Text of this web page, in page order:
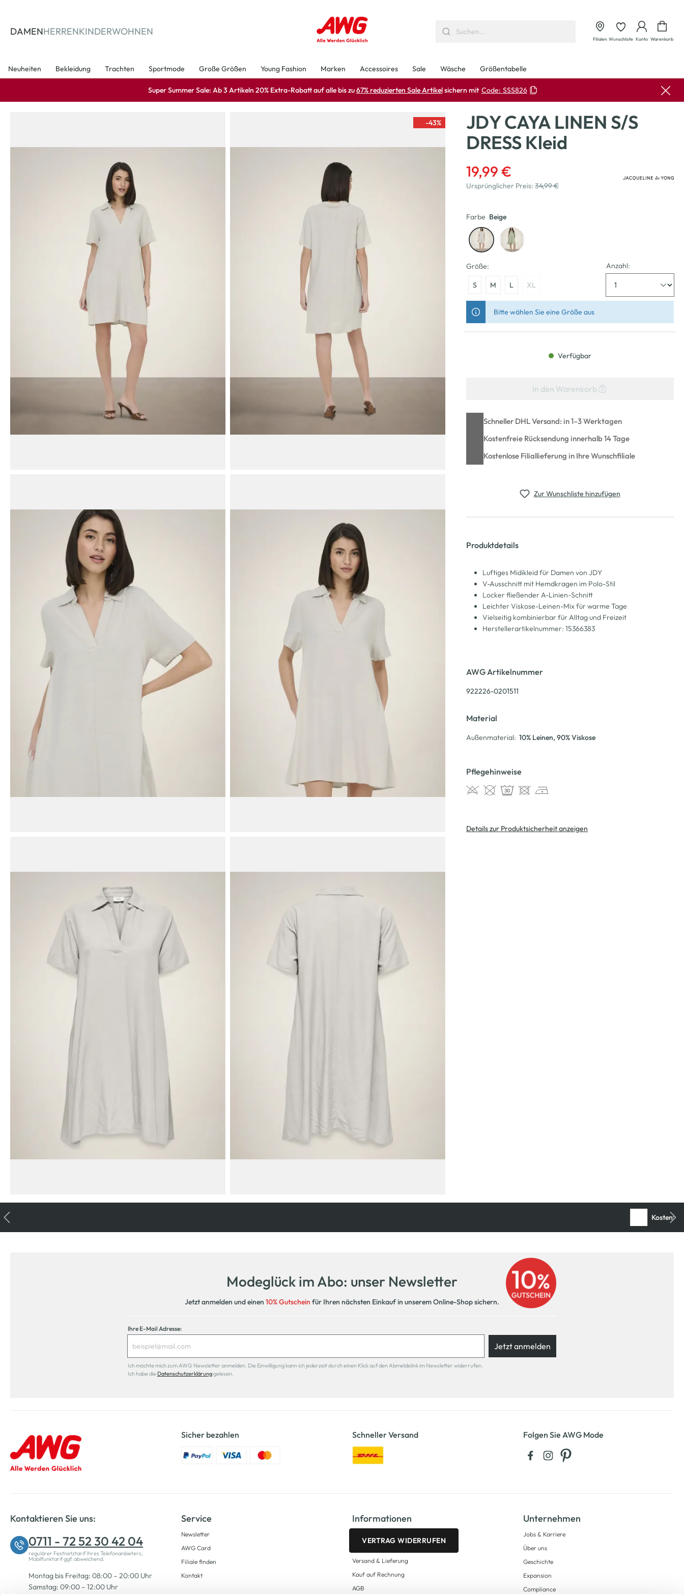
DAMENHERRENKINDERWOHNEN
Filialen Wunschliste Konto Warenkorb
Neuheiten Bekleidung Trachten Sportmode Große Größen Young Fashion Marken Accessoires Sale Wäsche Größentabelle
Super Summer Sale: Ab 3 Artikeln 20% Extra-Rabatt auf alle bis zu67% reduzierten Sale Artikelsichern mit Code: SSS826
-43%
JDY CAYA LINEN S/S
DRESS Kleid
19,99 €
Ursprünglicher Preis: 34,99 €
Farbe Beige
Größe:
S M L XL
Anzahl:
Bitte wählen Sie eine Größe aus
Verfügbar
In den Warenkorb
Schneller DHL Versand: in 1–3 Werktagen
Kostenfreie Rücksendung innerhalb 14 Tage
Kostenlose Filiallieferung in Ihre Wunschfiliale
Zur Wunschliste hinzufügen
Produktdetails
Luftiges Midikleid für Damen von JDY
V-Ausschnitt mit Hemdkragen im Polo-Stil
Locker fließender A-Linien-Schnitt
Leichter Viskose-Leinen-Mix für warme Tage
Vielseitig kombinierbar für Alltag und Freizeit
Herstellerartikelnummer: 15366383
AWG Artikelnummer
922226-0201511
Material
Außenmaterial: 10% Leinen, 90% Viskose
Pflegehinweise
Details zur Produktsicherheit anzeigen
Modeglück im Abo: unser Newsletter
Jetzt anmelden und einen 10% Gutschein für Ihren nächsten Einkauf in unserem Online-Shop sichern.
Ihre E-Mail Adresse:
Jetzt anmelden
Ich möchte mich zum AWG Newsletter anmelden. Die Einwilligung kann ich jederzeit durch einen Klick auf den Abmeldelink im Newsletter widerrufen.
Ich habe die Datenschutzerklärunggelesen.
Sicher bezahlen Schneller Versand Folgen Sie AWG Mode
Kontaktieren Sie uns:
0711 - 72 52 30 42 04
regulärer Festnetztarif Ihres Telefonanbieters,
Mobilfunktarif ggf. abweichend.
Montag bis Freitag: 08:00 – 20:00 Uhr
Samstag: 09:00 – 12:00 Uhr
Service
Newsletter
AWG Card
Filiale finden
Kontakt
Informationen
VERTRAG WIDERRUFEN
Versand & Lieferung
Kauf auf Rechnung
AGB
Unternehmen
Jobs & Karriere
Über uns
Geschichte
Expansion
Compliance